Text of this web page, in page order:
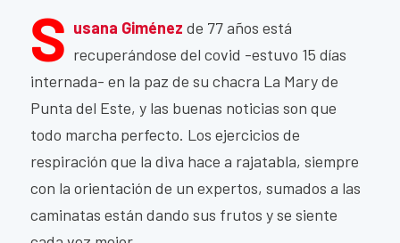
S usana Giménez de 77 años está
recuperándose del covid -estuvo 15 días
internada- en la paz de su chacra La Mary de
Punta del Este, y las buenas noticias son que
todo marcha perfecto. Los ejercicios de
respiración que la diva hace a rajatabla, siempre
con la orientación de un expertos, sumados a las
caminatas están dando sus frutos y se siente